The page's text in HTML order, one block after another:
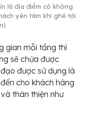
là địa điểm có không
yên tâm khi ghé tới
gian mỗi tầng thì
sẽ chứa được
được sử dụng là
cho khách hàng
thân thiện như